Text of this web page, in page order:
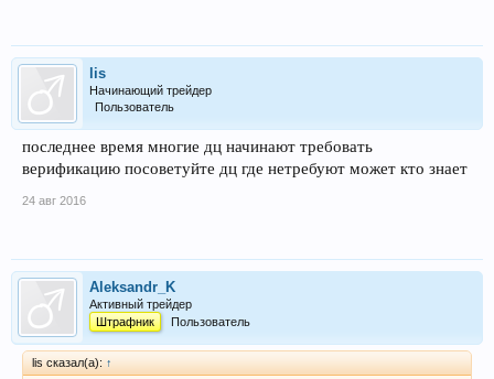
lis
Начинающий трейдер
Пользователь
последнее время многие дц начинают требовать
верификацию посоветуйте дц где нетребуют может кто знает
24 авг 2016
Aleksandr_K
Активный трейдер
Штрафник
Пользователь
lis сказал(а): ↑